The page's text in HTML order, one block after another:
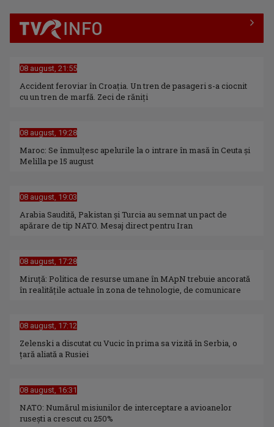
08 august, 21:55
Accident feroviar în Croația. Un tren de pasageri s-a ciocnit
cu un tren de marfă. Zeci de răniți
08 august, 19:28
Maroc: Se înmulţesc apelurile la o intrare în masă în Ceuta şi
Melilla pe 15 august
08 august, 19:03
Arabia Saudită, Pakistan și Turcia au semnat un pact de
apărare de tip NATO. Mesaj direct pentru Iran
08 august, 17:28
Miruță: Politica de resurse umane în MApN trebuie ancorată
în realitățile actuale în zona de tehnologie, de comunicare
08 august, 17:12
Zelenski a discutat cu Vucic în prima sa vizită în Serbia, o
ţară aliată a Rusiei
08 august, 16:31
NATO: Numărul misiunilor de interceptare a avioanelor
ruseşti a crescut cu 250%